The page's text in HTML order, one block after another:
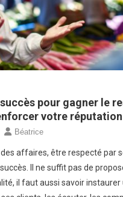
pour gagner le
votre réputation
Béatrice
affaires, être respecté par
Il ne suffit pas de
il faut aussi savoir instaurer